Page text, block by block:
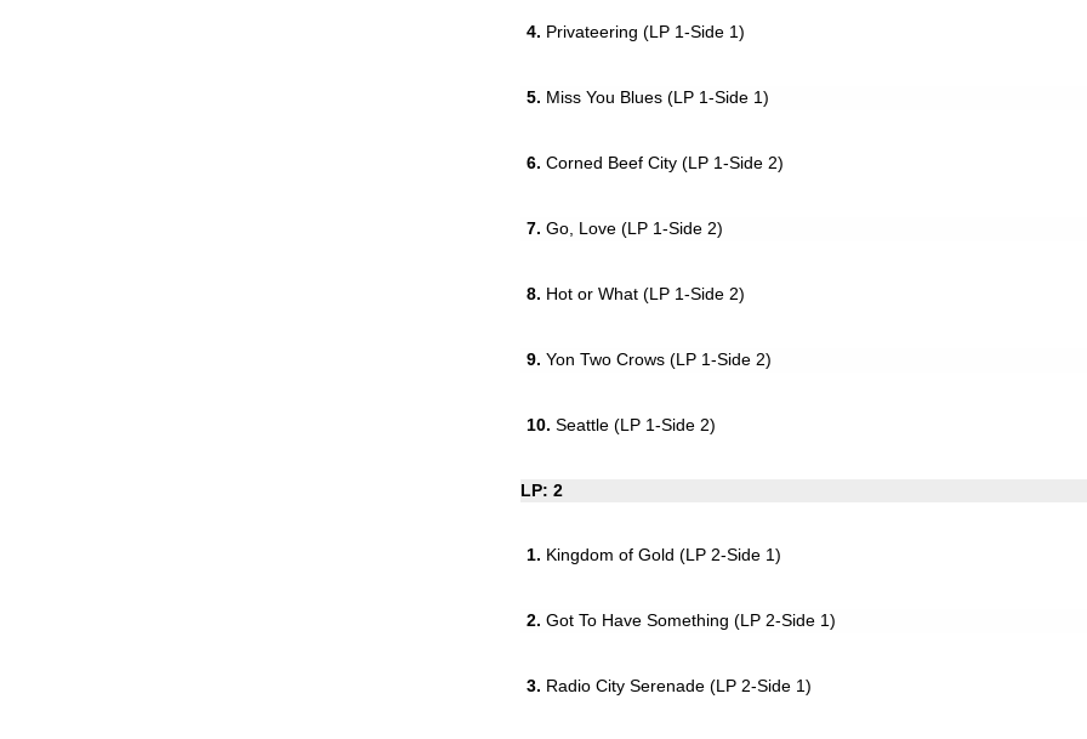
4. Privateering (LP 1-Side 1)
5. Miss You Blues (LP 1-Side 1)
6. Corned Beef City (LP 1-Side 2)
7. Go, Love (LP 1-Side 2)
8. Hot or What (LP 1-Side 2)
9. Yon Two Crows (LP 1-Side 2)
10. Seattle (LP 1-Side 2)
LP: 2
1. Kingdom of Gold (LP 2-Side 1)
2. Got To Have Something (LP 2-Side 1)
3. Radio City Serenade (LP 2-Side 1)